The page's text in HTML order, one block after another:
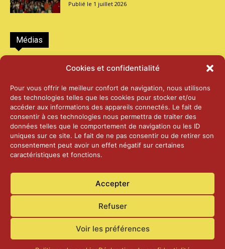
Cookies et confidentialité
Pour vous offrir le meilleur confort de navigation, nous utilisons
des technologies telles que les cookies pour stocker et/ou
accéder aux informations des appareils connectés. Le fait de
consentir à ces technologies nous permettra de traiter des
données telles que le comportement de navigation ou les ID
uniques sur ce site. Le fait de ne pas consentir ou de retirer son
consentement peut avoir un effet négatif sur certaines
caractéristiques et fonctions.
Accepter
Refuser
Voir les préférences
1 juillet 2026
Médias
2026 – Laiterie d’Orsières et Abbaye de St-
25 juin 2026
2025 – Palais Fédéral – Berne
25 juin 2026
14 janvier 2025
Actualités Contact Confidentialité